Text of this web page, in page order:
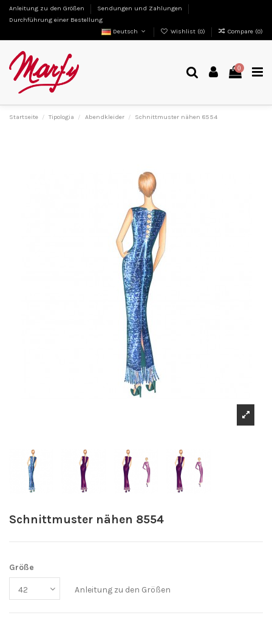
Anleitung zu den Größen
Sendungen und Zahlungen
Durchführung einer Bestellung
Deutsch
Wishlist (0) Compare (0)
0
Startseite Tipologia Abendkleider Schnittmuster nähen 8554
Schnittmuster nähen 8554
Größe
Anleitung zu den Größen